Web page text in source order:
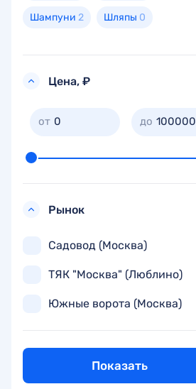
Шампуни 2 Шляпы 0
Цена, ₽
0 100000
Рынок
Садовод (Москва)
ТЯК "Москва" (Люблино)
Южные ворота (Москва)
Показать